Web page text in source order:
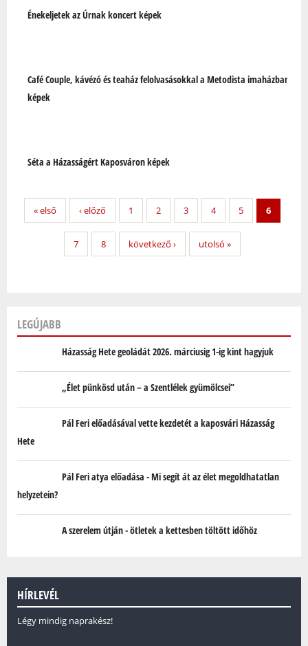
Énekeljetek az Úrnak koncert képek
Café Couple, kávézó és teaház felolvasásokkal a Metodista imaházban
képek
Séta a Házasságért Kaposváron képek
« első ‹ előző 1 2 3 4 5 6
7 8 következő › utolsó »
LEGÚJABB
Házasság Hete geoládát 2026. márciusig 1-ig kint hagyjuk
„Élet pünkösd után – a Szentlélek gyümölcsei”
Pál Feri előadásával vette kezdetét a kaposvári Házasság
Hete
Pál Feri atya előadása - Mi segít át az élet megoldhatatlan
helyzetein?
A szerelem útján - ötletek a kettesben töltött időhöz
HÍRLEVÉL
Légy mindig naprakész!